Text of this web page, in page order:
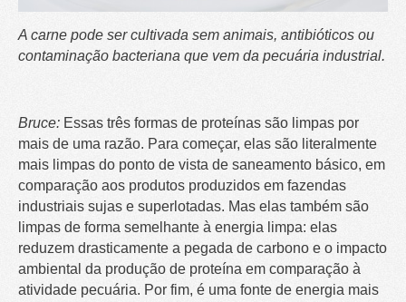
A carne pode ser cultivada sem animais, antibióticos ou
contaminação bacteriana que vem da pecuária industrial.
Bruce: Essas três formas de proteínas são limpas por
mais de uma razão. Para começar, elas são literalmente
mais limpas do ponto de vista de saneamento básico, em
comparação aos produtos produzidos em fazendas
industriais sujas e superlotadas. Mas elas também são
limpas de forma semelhante à energia limpa: elas
reduzem drasticamente a pegada de carbono e o impacto
ambiental da produção de proteína em comparação à
atividade pecuária. Por fim, é uma fonte de energia mais